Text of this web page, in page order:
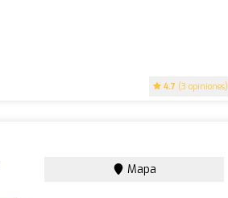
4.7 (3 opiniones)
Mapa